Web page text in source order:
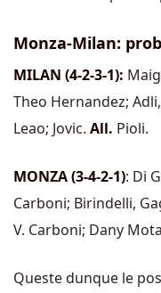
Monza-Milan:
MILAN (4-2-3-1):
Theo Hernandez;
Leao; Jovic. All. Pioli.
MONZA (3-4-2-1): Di
Carboni; Birindelli,
V. Carboni; Dany
Queste dunque le